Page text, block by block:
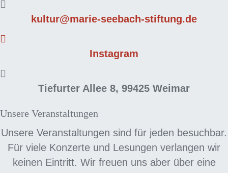
kultur@marie-seebach-stiftung.de
Instagram
Tiefurter Allee 8, 99425 Weimar
Unsere Veranstaltungen
Unsere Veranstaltungen sind für jeden besuchbar.
Für viele Konzerte und Lesungen verlangen wir
keinen Eintritt. Wir freuen uns aber über eine